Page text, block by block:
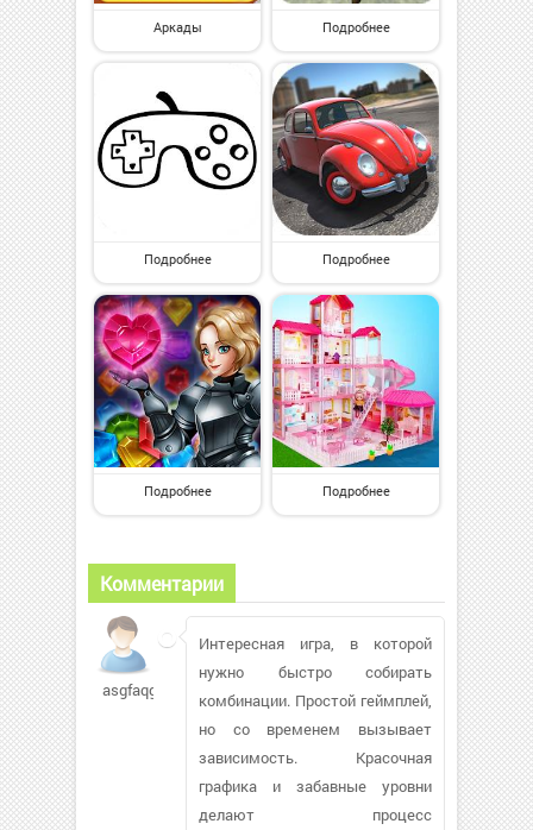
Аркады Подробнее
Подробнее Подробнее
Подробнее Подробнее
Комментарии
asgfaqgsgh721
Интересная игра, в которой
нужно быстро собирать
комбинации. Простой геймплей,
но со временем вызывает
зависимость. Красочная
графика и забавные уровни
делают процесс